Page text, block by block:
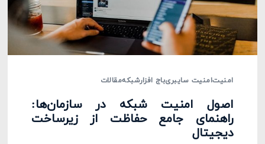
امنیتامنیت سایبریباج افزارشبکهمقالات
اصول امنیت شبکه در سازمان‌ها:
راهنمای جامع حفاظت از زیرساخت
دیجیتال